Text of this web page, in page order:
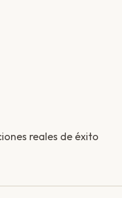
reales de éxito